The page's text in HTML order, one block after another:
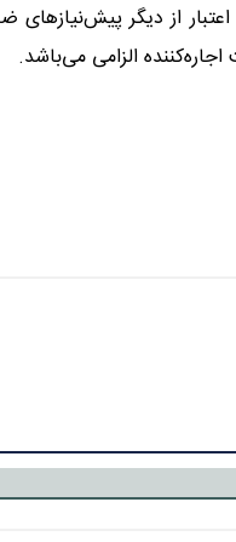
گواهینامه رانندگی معتبر با حداقل ۶
الزامی می‌باشد.